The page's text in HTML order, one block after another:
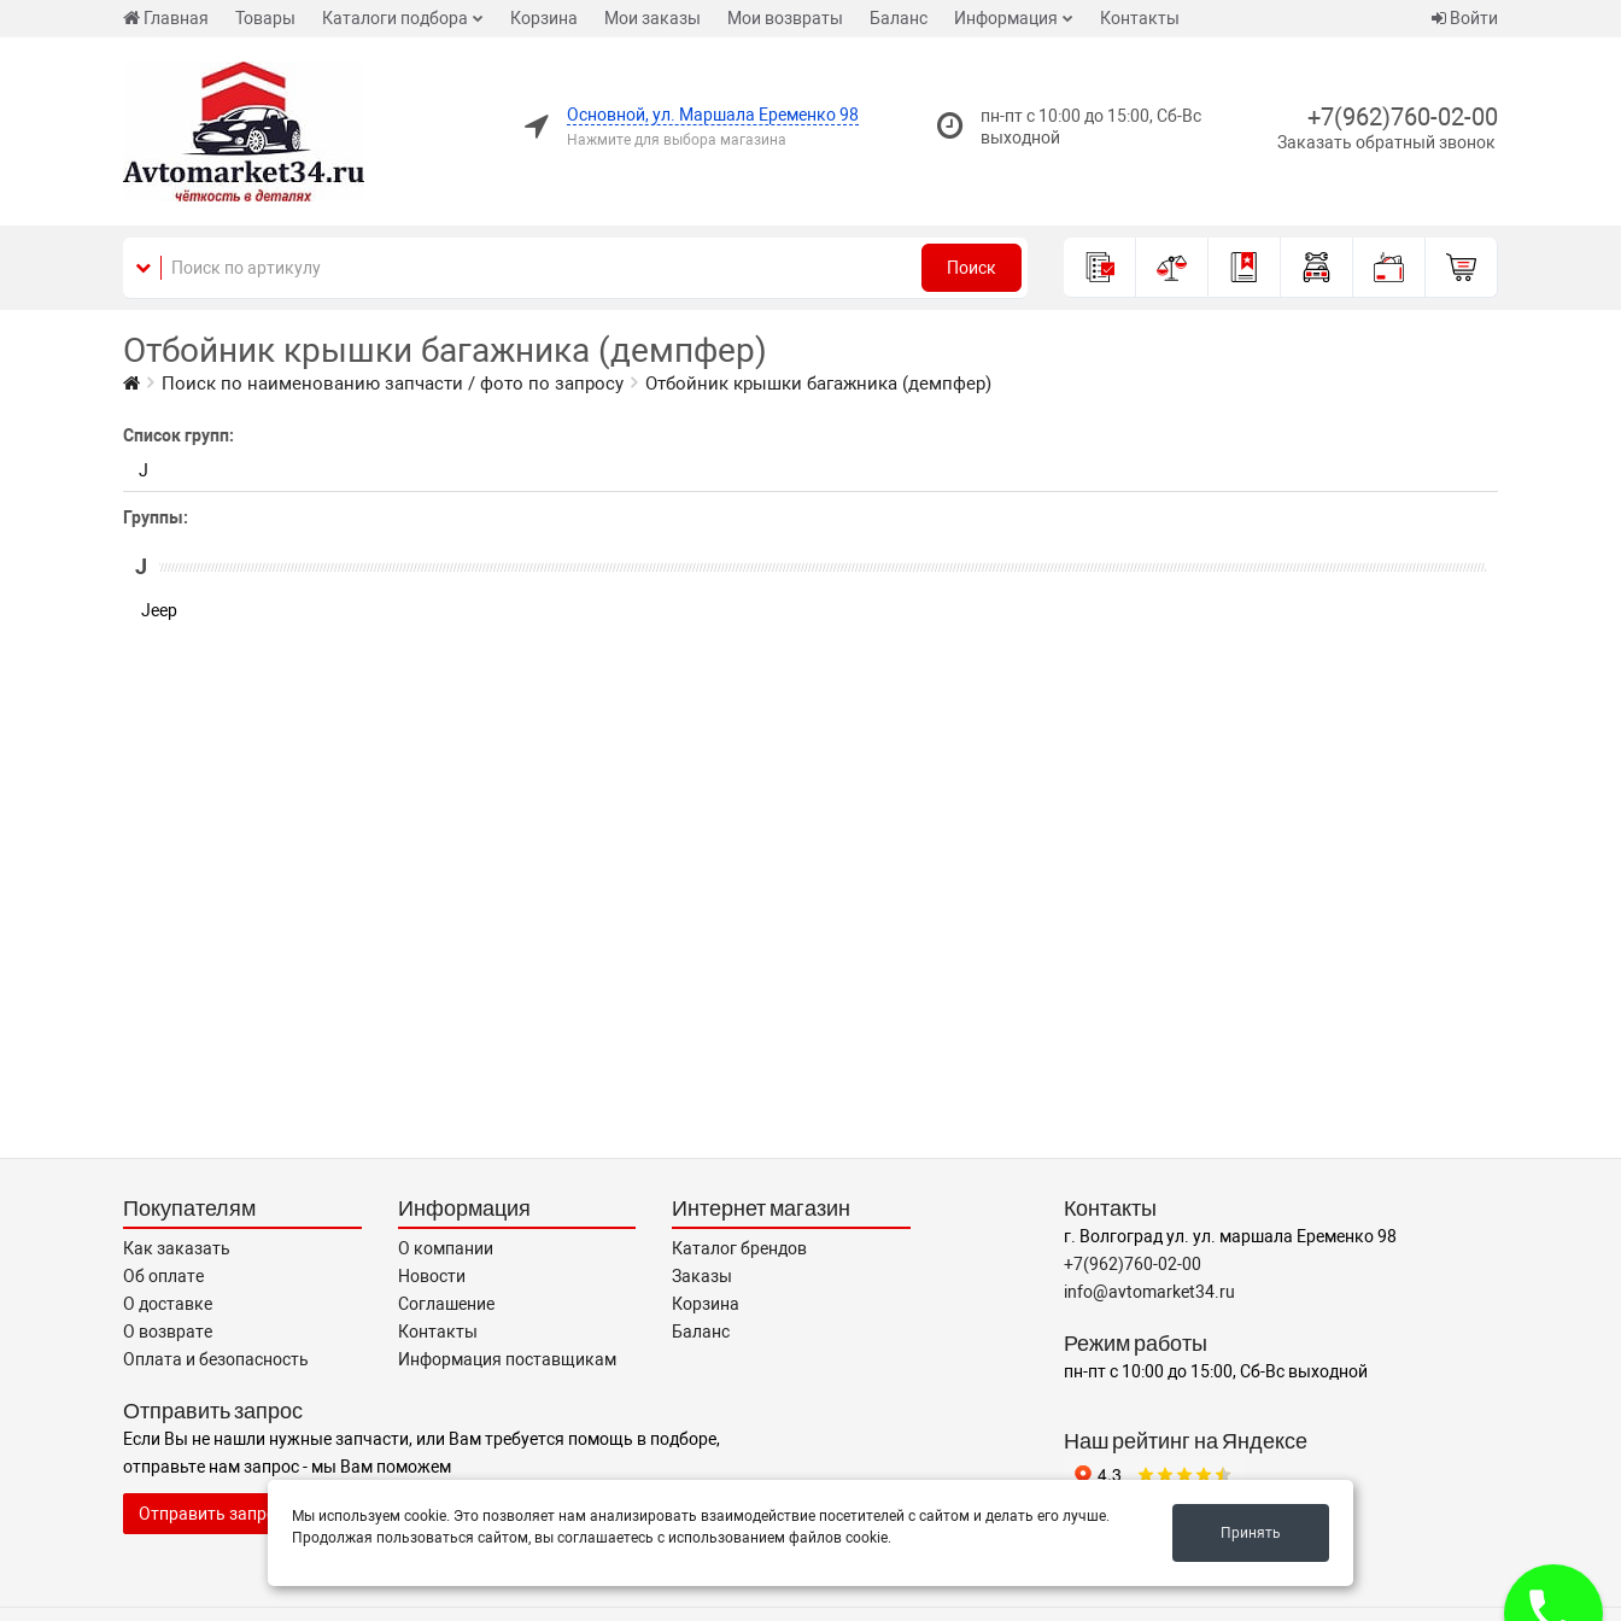
Главная Товары Каталоги подбора Корзина Мои заказы Мои возвраты Баланс Информация Контакты Войти
Основной, ул. Маршала Еременко 98
Нажмите для выбора магазина
пн-пт с 10:00 до 15:00, Сб-Вс
выходной
+7(962)760-02-00
Заказать обратный звонок
Поиск
Отбойник крышки багажника (демпфер)
Поиск по наименованию запчасти / фото по запросу Отбойник крышки багажника (демпфер)
Список групп:
J
Группы:
J
Jeep
Покупателям
Как заказать
Об оплате
О доставке
О возврате
Оплата и безопасность
Информация
О компании
Новости
Соглашение
Контакты
Информация поставщикам
Интернет магазин
Каталог брендов
Заказы
Корзина
Баланс
Отправить запрос
Если Вы не нашли нужные запчасти, или Вам требуется помощь в подборе,
отправьте нам запрос - мы Вам поможем
Отправить запрос продавцу
Контакты
г. Волгоград ул. ул. маршала Еременко 98
+7(962)760-02-00
info@avtomarket34.ru
Режим работы
пн-пт с 10:00 до 15:00, Сб-Вс выходной
Наш рейтинг на Яндексе
Мы используем cookie. Это позволяет нам анализировать взаимодействие посетителей с сайтом и делать его лучше.
Продолжая пользоваться сайтом, вы соглашаетесь с использованием файлов cookie.
Принять